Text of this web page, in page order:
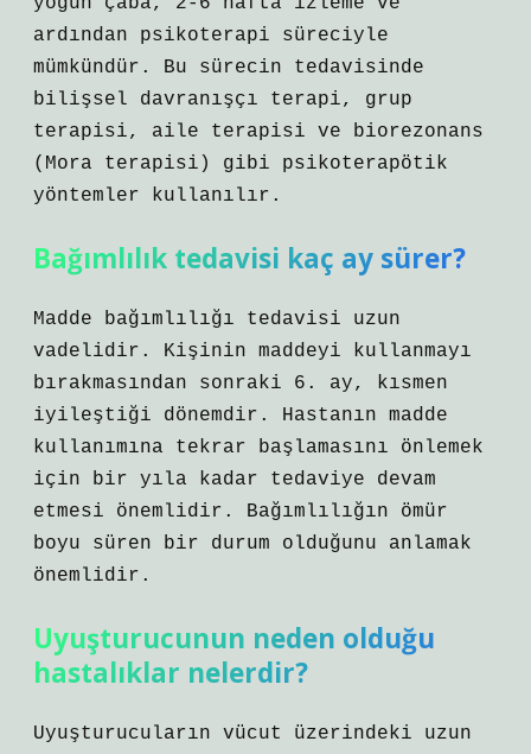
ardından psikoterapi süreciyle
mümkündür. Bu sürecin tedavisinde
bilişsel davranışçı terapi, grup
terapisi, aile terapisi ve biorezonans
(Mora terapisi) gibi psikoterapötik
yöntemler kullanılır.
Bağımlılık tedavisi kaç ay sürer?
Madde bağımlılığı tedavisi uzun
vadelidir. Kişinin maddeyi kullanmayı
bırakmasından sonraki 6. ay, kısmen
iyileştiği dönemdir. Hastanın madde
kullanımına tekrar başlamasını önlemek
için bir yıla kadar tedaviye devam
etmesi önemlidir. Bağımlılığın ömür
boyu süren bir durum olduğunu anlamak
önemlidir.
Uyuşturucunun neden olduğu
hastalıklar nelerdir?
Uyuşturucuların vücut üzerindeki uzun